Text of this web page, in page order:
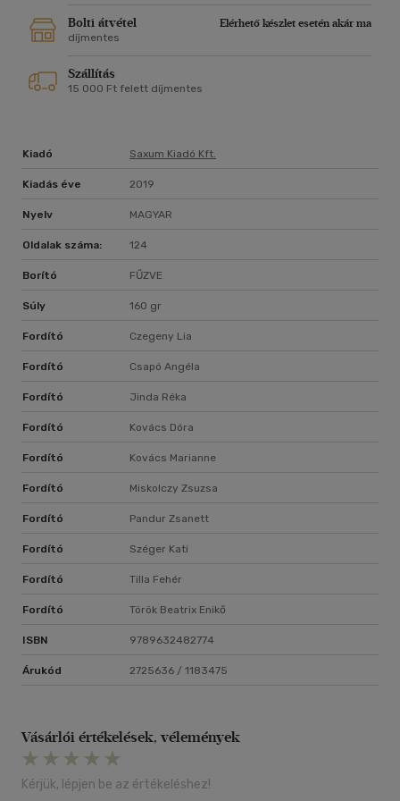
Bolti átvétel
Elérhető készlet esetén akár ma
díjmentes
Szállítás
15 000 Ft felett díjmentes
Kiadó Saxum Kiadó Kft.
Kiadás éve 2019
Nyelv MAGYAR
Oldalak száma: 124
Borító FŰZVE
Súly 160 gr
Fordító Czegeny Lia
Fordító Csapó Angéla
Fordító Jinda Réka
Fordító Kovács Dóra
Fordító Kovács Marianne
Fordító Miskolczy Zsuzsa
Fordító Pandur Zsanett
Fordító Széger Kati
Fordító Tilla Fehér
Fordító Török Beatrix Enikő
ISBN 9789632482774
Árukód 2725636 / 1183475
Vásárlói értékelések, vélemények
Kérjük, lépjen be az értékeléshez!